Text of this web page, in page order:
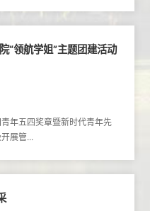
“领航学姐”主题团建活动
年五四奖章暨新时代青年先
展管...